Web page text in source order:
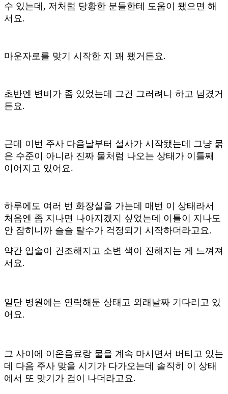
수 있는데, 저처럼 당황한 분들한테 도움이 됐으면 해
서요.
마운자로를 맞기 시작한 지 꽤 됐거든요.
초반엔 변비가 좀 있었는데 그건 그러려니 하고 넘겼거
든요.
근데 이번 주사 다음날부터 설사가 시작됐는데 그냥 묽
은 수준이 아니라 진짜 물처럼 나오는 상태가 이틀째
이어지고 있어요.
하루에도 여러 번 화장실을 가는데 매번 이 상태라서
처음엔 좀 지나면 나아지겠지 싶었는데 이틀이 지나도
안 잡히니까 슬슬 탈수가 걱정되기 시작하더라고요.
약간 입술이 건조해지고 소변 색이 진해지는 게 느껴져
서요.
일단 병원에는 연락해둔 상태고 외래날짜 기다리고 있
어요.
그 사이에 이온음료랑 물을 계속 마시면서 버티고 있는
데 다음 주사 맞을 시기가 다가오는데 솔직히 이 상태
에서 또 맞기가 겁이 나더라고요.